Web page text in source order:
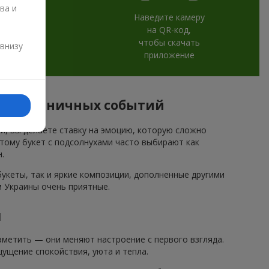
Наведите камеру
на QR-код,
чтобы скачать
приложение
праздничных событий
вы делаете ставку на эмоцию, которую сложно
букет с подсолнухами часто выбирают как
так и яркие композиции, дополненные другими
очень приятные.
— они меняют настроение с первого взгляда.
спокойствия, уюта и тепла.
и